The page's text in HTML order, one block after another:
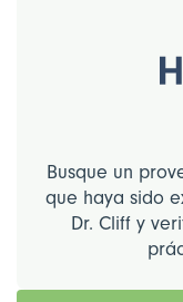
Busque un
que haya sido
Dr. Cliff y